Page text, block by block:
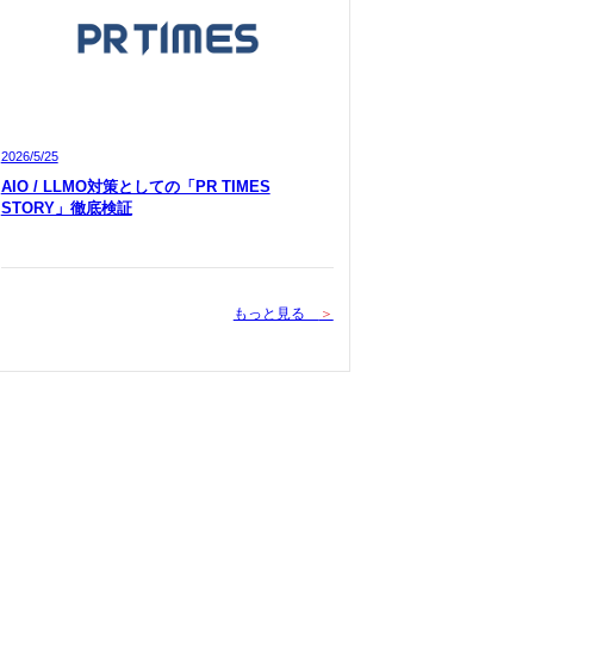
2026/5/25
AIO / LLMO対策としての「PR TIMES
STORY」徹底検証
もっと見る ＞